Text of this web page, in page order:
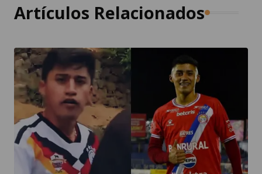
Artículos Relacionados